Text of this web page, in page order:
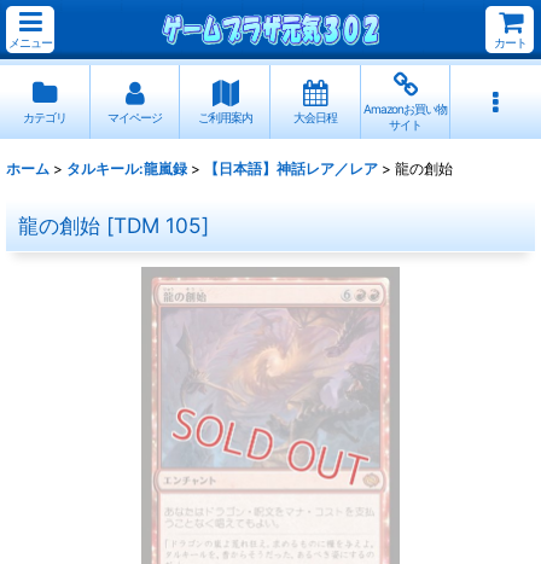
メニュー カート
カテゴリ マイページ ご利用案内 大会日程
Amazonお買い物
サイト
ホーム > タルキール:龍嵐録 > 【日本語】神話レア／レア > 龍の創始
龍の創始 [TDM 105]